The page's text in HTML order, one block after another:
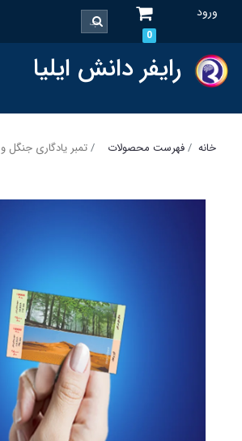
ورود
0
رایفر دانش ایلیا
خانه فهرست محصولات تمبر یادگاری جنگل